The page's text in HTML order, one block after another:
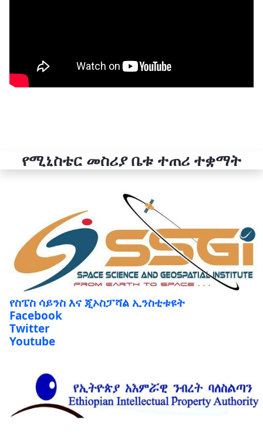
የሚኒስቴር መስሪያ ቤቱ ተጠሪ ተቋማት
የስፔስ ሳይንስ እና ጂኦስፓሻል ኢንስቲቱዩት
Facebook
Twitter
Youtube